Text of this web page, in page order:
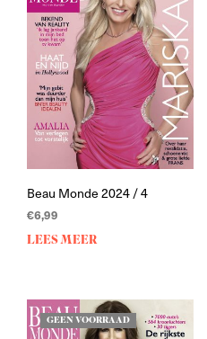
Beau Monde 2024 / 4
€6,99
LEES MEER
GEEN VOORRAAD